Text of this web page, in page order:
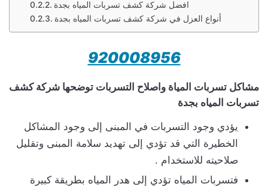
أنواع العزل في شركة كشف تسربات المياه بجدة
920008956
مشاكل تسربات المياة واصلاح التسربات توضحها شركة كشف
تسربات المياه بجدة
يؤدي وجود التسربات في المبنى إلى وجود المشاكل
الخطيرة التي قد تؤدي إلى تهديد سلامة المبنى وتقليل
صلاحيته للاستخدام .
فتسربات المياه تؤدي إلى هدر المياه بطريقة كبيرة